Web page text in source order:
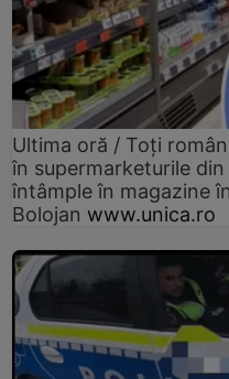
Ultima oră / Toți
în supermarketurile
întâmple în magazine
Bolojan www.unica.ro